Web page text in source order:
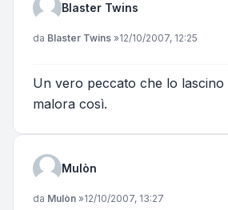
Blaster Twins
Messaggio
da Blaster Twins »12/10/2007, 12:25
Un vero peccato che lo lascino
malora così.
Mulòn
Messaggio
da Mulòn »12/10/2007, 13:27